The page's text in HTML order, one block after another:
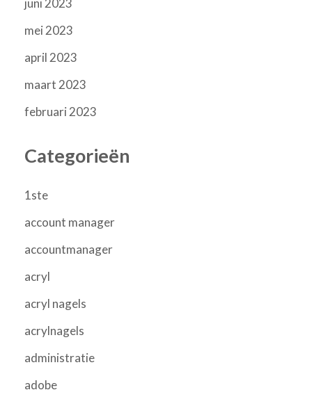
juni 2023
mei 2023
april 2023
maart 2023
februari 2023
Categorieën
1ste
account manager
accountmanager
acryl
acryl nagels
acrylnagels
administratie
adobe